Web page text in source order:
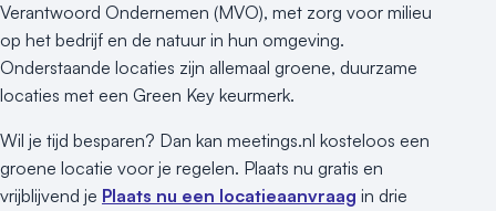
Verantwoord Ondernemen (MVO), met zorg voor milieu
op het bedrijf en de natuur in hun omgeving.
Onderstaande locaties zijn allemaal groene, duurzame
locaties met een Green Key keurmerk.
Wil je tijd besparen? Dan kan meetings.nl kosteloos een
groene locatie voor je regelen. Plaats nu gratis en
vrijblijvend je Plaats nu een locatieaanvraag in drie